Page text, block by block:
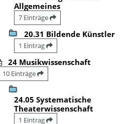
Allgemeines
7 Einträge
20.31 Bildende Künstler
1 Eintrag
24 Musikwissenschaft
10 Einträge
24.05 Systematische
Theaterwissenschaft
1 Eintrag